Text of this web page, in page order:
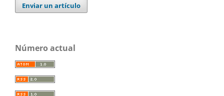
Enviar un artículo
Número actual